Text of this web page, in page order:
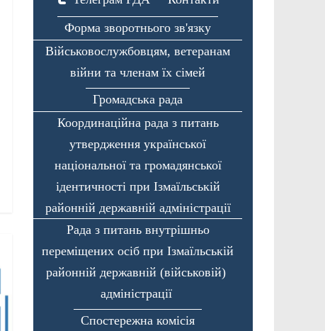
Форма зворотнього зв'язку
Військовослужбовцям, ветеранам
війни та членам їх сімей
Громадська рада
Координаційна рада з питань
утвердження української
національної та громадянської
ідентичності при Ізмаїльській
районній державній адміністрації
Рада з питань внутрішньо
переміщених осіб при Ізмаїльській
районній державній (військовій)
адміністрації
Спостережна комісія